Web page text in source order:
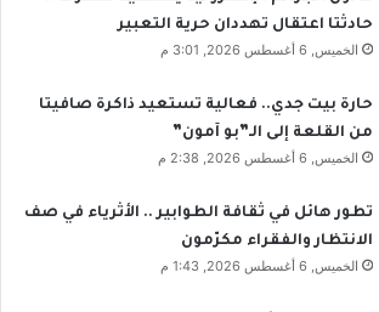
حادثتا اعتقال تهددان حرية التعبير
الخميس, 6 أغسطس 2026, 3:01 م
حارة بيت جدي.. فعالية تستعيد ذاكرة صافيتا
من القلعة إلى الـ”بو آمون”
الخميس, 6 أغسطس 2026, 2:38 م
تطور هائل في ثقافة الطوابير .. الأثرياء في صف
الانتظار والفقراء مكرّمون
الخميس, 6 أغسطس 2026, 1:43 م